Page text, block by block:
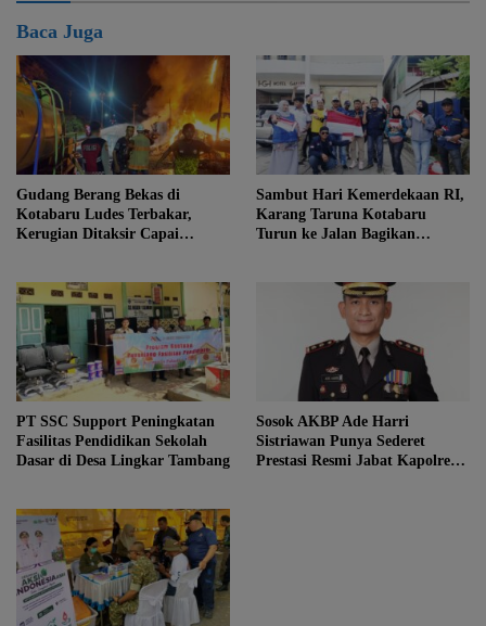
Baca Juga
Gudang Berang Bekas di
Kotabaru Ludes Terbakar,
Kerugian Ditaksir Capai
Sambut Hari Kemerdekaan RI,
Karang Taruna Kotabaru
Turun ke Jalan Bagikan
PT SSC Support Peningkatan
Fasilitas Pendidikan Sekolah
Dasar di Desa Lingkar Tambang
Sosok AKBP Ade Harri
Sistriawan Punya Sederet
Prestasi Resmi Jabat Kapolres